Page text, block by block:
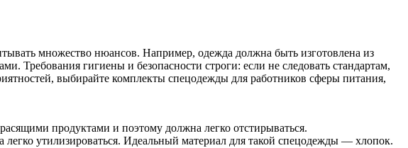
множество нюансов. Например, одежда должна быть изготовлена из
Требования гигиены и безопасности строги: если не следовать стандартам,
выбирайте комплекты спецодежды для работников сферы питания,
продуктами и поэтому должна легко отстирываться.
утилизироваться. Идеальный материал для такой спецодежды — хлопок.